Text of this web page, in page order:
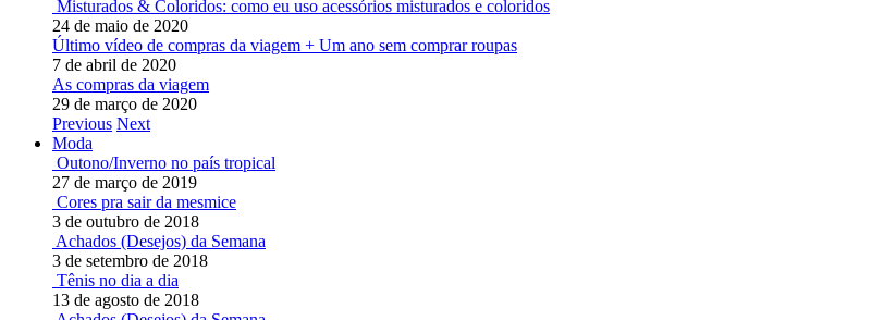
Misturados & Coloridos: como eu uso acessórios misturados e coloridos
24 de maio de 2020
Último vídeo de compras da viagem + Um ano sem comprar roupas
7 de abril de 2020
As compras da viagem
29 de março de 2020
Previous Next
Moda
Outono/Inverno no país tropical
27 de março de 2019
Cores pra sair da mesmice
3 de outubro de 2018
Achados (Desejos) da Semana
3 de setembro de 2018
Tênis no dia a dia
13 de agosto de 2018